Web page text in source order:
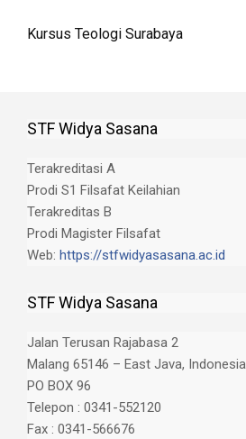
Kursus Teologi Surabaya
STF Widya Sasana
Terakreditasi A
Prodi S1 Filsafat Keilahian
Terakreditas B
Prodi Magister Filsafat
Web: https://stfwidyasasana.ac.id
STF Widya Sasana
Jalan Terusan Rajabasa 2
Malang 65146 – East Java, Indonesia
PO BOX 96
Telepon : 0341-552120
Fax : 0341-566676